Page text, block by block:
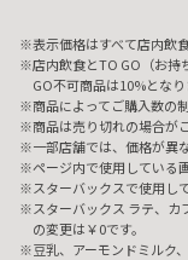
表示価格はすべて店内飲
店内飲食とTO GO（お持
GO不可商品は10%となり
商品によってご購入数の
商品は売り切れの場合が
一部店舗では、価格が異
ページ内で使用している
スターバックスで使用し
スターバックス ラテ、
の変更は￥0です。
豆乳、アーモンドミルク